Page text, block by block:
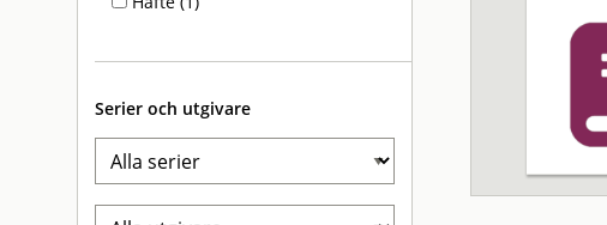
Serier och utgivare